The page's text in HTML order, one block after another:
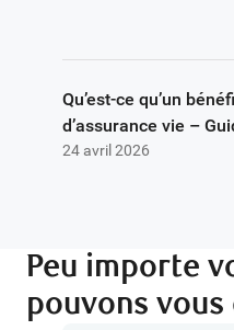
24 avril 2026
Qu’est-ce qu’un
d’assurance vie –
Peu importe
pouvons